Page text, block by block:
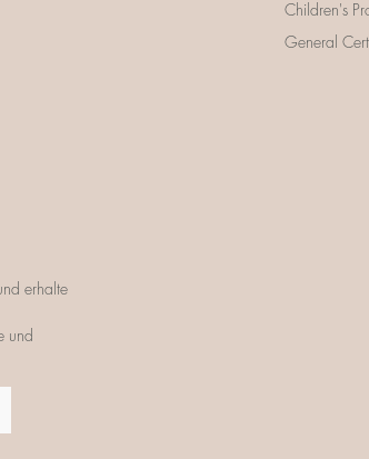
Children's
General
erhalte
und